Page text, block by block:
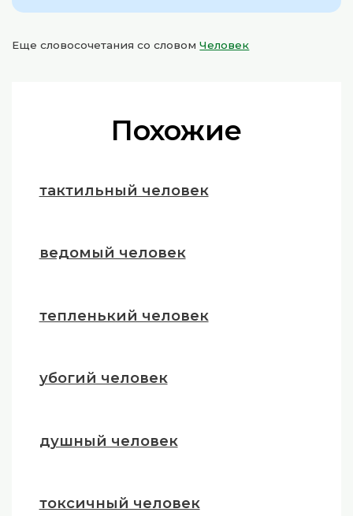
Еще словосочетания со словомЧеловек
Похожие
тактильный человек
ведомый человек
тепленький человек
убогий человек
душный человек
токсичный человек